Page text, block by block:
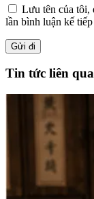
Lưu tên của tôi,
lần bình luận kế
Tin tức liên